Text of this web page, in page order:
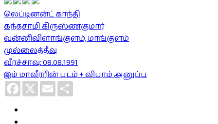
லெப்டினன்ட் காந்தி
கந்தசாமி கிருஸ்ணகுமார்
வன்னிவிளாங்குளம், மாங்குளம்
முல்லைத்தீவு
வீரச்சாவு: 08.08.1991
இம் மாவீரரின் படம் + விபரம் அனுப்ப
Facebook
X Email